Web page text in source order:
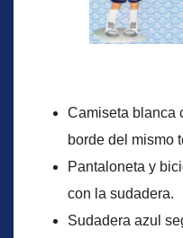
Camiseta blanca
borde del mismo
Pantaloneta y
con la sudadera.
Sudadera azul